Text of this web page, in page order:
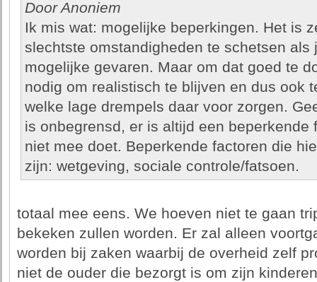
Door Anoniem
Ik mis wat: mogelijke beperkingen. Het is
slechtste omstandigheden te schetsen als
mogelijke gevaren. Maar om dat goed te
nodig om realistisch te blijven en dus ook
welke lage drempels daar voor zorgen.
is onbegrensd, er is altijd een beperkende
niet mee doet. Beperkende factoren die
zijn: wetgeving, sociale controle/fatsoen.
totaal mee eens. We hoeven niet te gaan
bekeken zullen worden. Er zal alleen
worden bij zaken waarbij de overheid zelf
niet de ouder die bezorgt is om zijn